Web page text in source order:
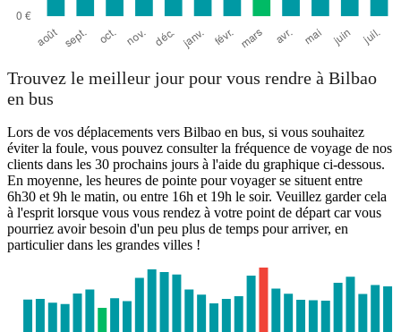
Trouvez le meilleur jour pour vous rendre à Bilbao
en bus
Lors de vos déplacements vers Bilbao en bus, si vous souhaitez
éviter la foule, vous pouvez consulter la fréquence de voyage de nos
clients dans les 30 prochains jours à l'aide du graphique ci-dessous.
En moyenne, les heures de pointe pour voyager se situent entre
6h30 et 9h le matin, ou entre 16h et 19h le soir. Veuillez garder cela
à l'esprit lorsque vous vous rendez à votre point de départ car vous
pourriez avoir besoin d'un peu plus de temps pour arriver, en
particulier dans les grandes villes !